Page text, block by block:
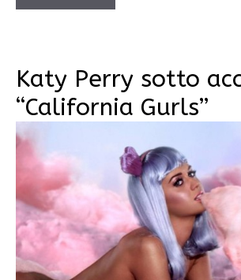
Katy Perry sotto
“California Gurls”